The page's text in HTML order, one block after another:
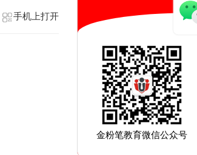
手机上打开
金粉笔教育微信公众号